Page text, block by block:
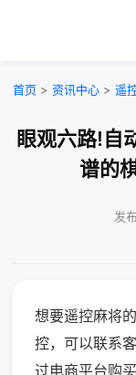
首页 > 资讯中心 > 遥
眼观六路!自
谱的
发
想要遥控麻将
控，可以联系
过电商平台购